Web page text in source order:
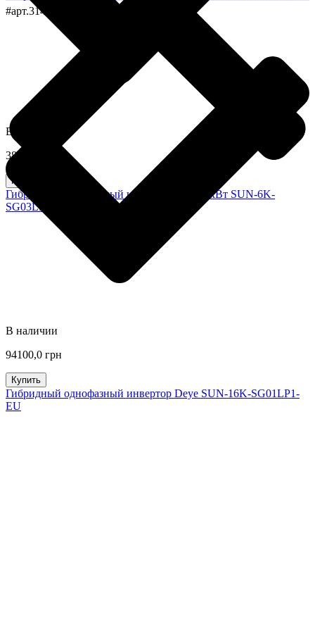
В наличии
38100,0 грн
Купить
Гибридный однофазный инвертор Deye 6 кВт SUN-6K-
SG03LP1-EU
#арт.314
В наличии
94100,0 грн
Купить
Гибридный однофазный инвертор Deye SUN-16K-SG01LP1-
EU